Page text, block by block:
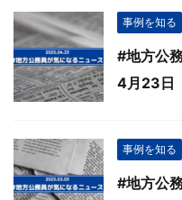
事例を知る
#地方公
4月23日
事例を知る
#地方公